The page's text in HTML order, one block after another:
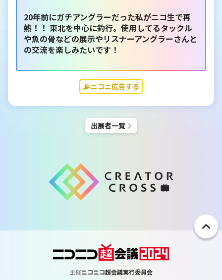
20年前にガチアングラーだった私がニコ生で再
熱！！ 東北を中心に釣行。使用してるタックル
や魚の骨などの展示やリスナーアングラーさんと
の交流を楽しみたいです！
ニコニ広告する
出展者一覧
ペ
ー
主催ニコニコ超会議実行委員会